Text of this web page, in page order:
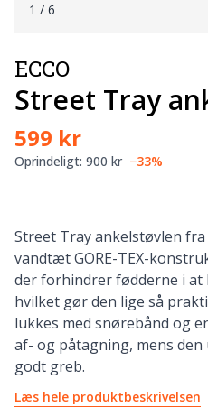
1 / 6
ECCO
Street Tray
599 kr
Oprindeligt: 900 kr −33%
Street Tray ankelstøvlen fra
vandtæt GORE-TEX-
der forhindrer fødderne i at
hvilket gør den lige så
lukkes med snørebånd og
af- og påtagning, mens
godt greb.
Læs hele produktbeskrivelsen